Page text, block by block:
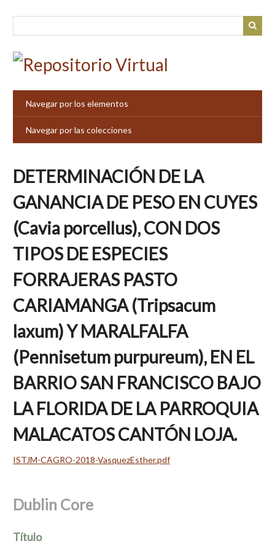
Navegar por los elementos
Navegar por las colecciones
DETERMINACIÓN DE LA
GANANCIA DE PESO EN CUYES
(Cavia porcellus), CON DOS
TIPOS DE ESPECIES
FORRAJERAS PASTO
CARIAMANGA (Tripsacum
laxum) Y MARALFALFA
(Pennisetum purpureum), EN EL
BARRIO SAN FRANCISCO BAJO
LA FLORIDA DE LA PARROQUIA
MALACATOS CANTÓN LOJA.
ISTJM-CAGRO-2018-VasquezEsther.pdf
Dublin Core
Título